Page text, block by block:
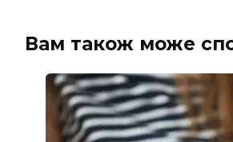
Вам також може